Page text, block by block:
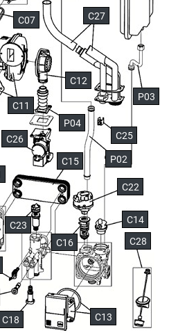
C07
C11
C12
C13
C14
C15
C16
C18
C22
C23
C25
C26
C27
C28
P02
P03
P04